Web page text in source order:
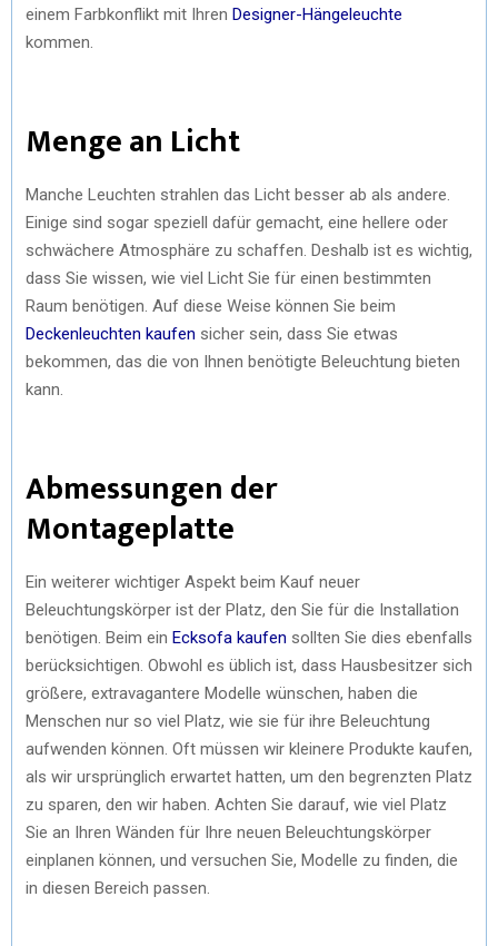
einem Farbkonflikt mit Ihren Designer-Hängeleuchte
kommen.
Menge an Licht
Manche Leuchten strahlen das Licht besser ab als andere.
Einige sind sogar speziell dafür gemacht, eine hellere oder
schwächere Atmosphäre zu schaffen. Deshalb ist es wichtig,
dass Sie wissen, wie viel Licht Sie für einen bestimmten
Raum benötigen. Auf diese Weise können Sie beim
Deckenleuchten kaufen sicher sein, dass Sie etwas
bekommen, das die von Ihnen benötigte Beleuchtung bieten
kann.
Abmessungen der
Montageplatte
Ein weiterer wichtiger Aspekt beim Kauf neuer
Beleuchtungskörper ist der Platz, den Sie für die Installation
benötigen. Beim ein Ecksofa kaufen sollten Sie dies ebenfalls
berücksichtigen. Obwohl es üblich ist, dass Hausbesitzer sich
größere, extravagantere Modelle wünschen, haben die
Menschen nur so viel Platz, wie sie für ihre Beleuchtung
aufwenden können. Oft müssen wir kleinere Produkte kaufen,
als wir ursprünglich erwartet hatten, um den begrenzten Platz
zu sparen, den wir haben. Achten Sie darauf, wie viel Platz
Sie an Ihren Wänden für Ihre neuen Beleuchtungskörper
einplanen können, und versuchen Sie, Modelle zu finden, die
in diesen Bereich passen.